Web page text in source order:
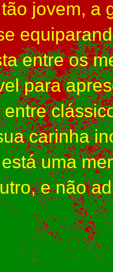
jovem, a
entre os
para
carinha
uma
e não